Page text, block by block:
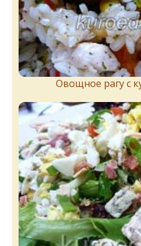
Овощное рагу с